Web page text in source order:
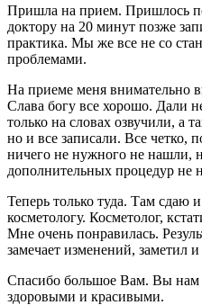
Пришла на прием. Пришлось
доктору на 20 минут позже
практика. Мы же все не со
проблемами.
На приеме меня внимательно
Слава богу все хорошо. Дали
только на словах озвучили, а
но и все записали. Все четко,
ничего не нужного не нашли,
дополнительных процедур не
Теперь только туда. Там сдаю
косметологу. Косметолог,
Мне очень понравилась.
замечает изменений, заметил
Спасибо большое Вам. Вы нам
здоровыми и красивыми.